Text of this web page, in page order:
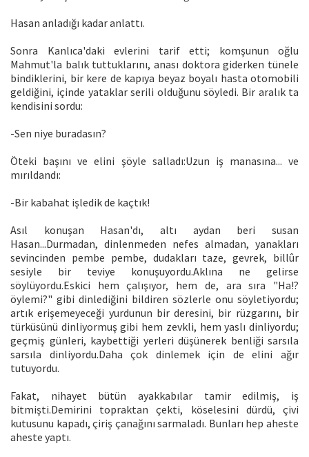
Hasan anladığı kadar anlattı.
Sonra Kanlıca'daki evlerini tarif etti; komşunun oğlu
Mahmut'la balık tuttuklarını, anası doktora giderken tünele
bindiklerini, bir kere de kapıya beyaz boyalı hasta otomobili
geldiğini, içinde yataklar serili olduğunu söyledi. Bir aralık ta
kendisini sordu:
-Sen niye buradasın?
Öteki başını ve elini şöyle salladı:Uzun iş manasına... ve
mırıldandı:
-Bir kabahat işledik de kaçtık!
Asıl konuşan Hasan'dı, altı aydan beri susan
Hasan...Durmadan, dinlenmeden nefes almadan, yanakları
sevincinden pembe pembe, dudakları taze, gevrek, billûr
sesiyle bir teviye konuşuyordu.Aklına ne gelirse
söylüyordu.Eskici hem çalışıyor, hem de, ara sıra "Ha!?
öylemi?" gibi dinlediğini bildiren sözlerle onu söyletiyordu;
artık erişemeyeceği yurdunun bir deresini, bir rüzgarını, bir
türküsünü dinliyormuş gibi hem zevkli, hem yaslı dinliyordu;
geçmiş günleri, kaybettiği yerleri düşünerek benliği sarsıla
sarsıla dinliyordu.Daha çok dinlemek için de elini ağır
tutuyordu.
Fakat, nihayet bütün ayakkabılar tamir edilmiş, iş
bitmişti.Demirini topraktan çekti, köselesini dürdü, çivi
kutusunu kapadı, çiriş çanağını sarmaladı. Bunları hep aheste
aheste yaptı.